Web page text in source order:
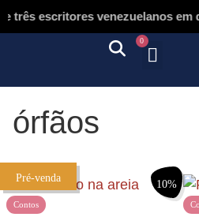
três escritores venezuelanos em
0
órfãos
10%
Pré-venda
Contos